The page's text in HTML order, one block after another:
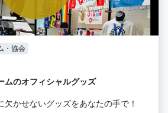
・協会
ムのオフィシャルグッズ
欠かせないグッズをあなたの手で！